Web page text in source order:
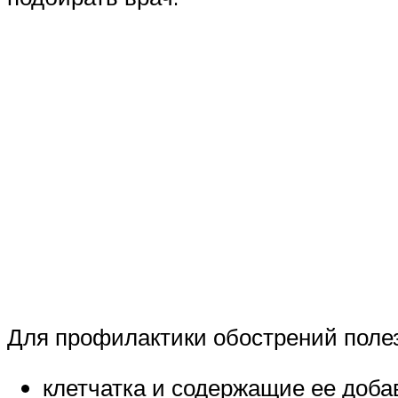
Для профилактики обострений
клетчатка и содержащие ее